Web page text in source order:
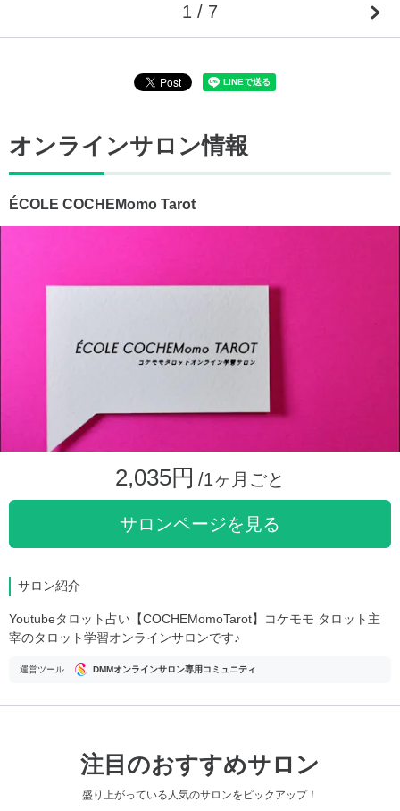
1 / 7
オンラインサロン情報
ÉCOLE COCHEMomo Tarot
2,035円 /1ヶ月ごと
サロンページを見る
サロン紹介
Youtubeタロット占い【COCHEMomoTarot】コケモモ タロット主
宰のタロット学習オンラインサロンです♪
運営ツール DMMオンラインサロン専用コミュニティ
注目のおすすめサロン
盛り上がっている人気のサロンをピックアップ！